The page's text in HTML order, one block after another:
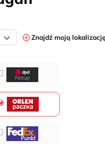
Znajdź moją lokalizację